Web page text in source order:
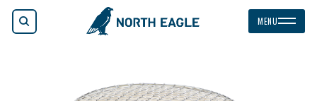
MENU検索